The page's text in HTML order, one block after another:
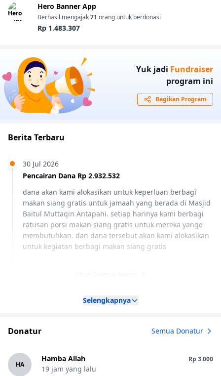
Hero Banner App
Berhasil mengajak71 orang untuk berdonasi
Rp 1.483.307
Yuk jadi Fundraiser
program ini
Bagikan Program
Berita Terbaru
30 Jul 2026
Pencairan Dana Rp 2.932.532
dana akan kami alokasikan untuk keperluan berbagi
makan siang gratis untuk jamaah yang berada di Masjid
Baitul Muttaqin Antapani. setiap harinya kami berbagi
ratusan porsi makan siang gratis untuk mereka yange
membutuhkan. dan dana tersebut akan kami alokasikan
untuk kegiatan berbagi makan siang gratis
Selengkapnya
Donatur Semua Donatur
HA
Hamba Allah
19 jam yang lalu
Rp 3.000